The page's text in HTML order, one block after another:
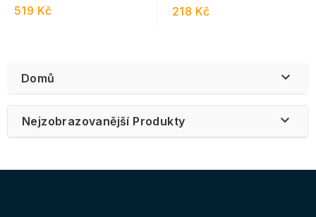
519 Kč 218 Kč
Domů 
Nejzobrazovanější Produkty 